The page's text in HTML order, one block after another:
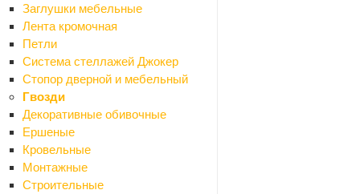
Заглушки мебельные
Лента кромочная
Петли
Система стеллажей Джокер
Стопор дверной и мебельный
Гвозди
Декоративные обивочные
Ершеные
Кровельные
Монтажные
Строительные
Сантехника
Аксессуары для ванной
Назад
Аксессуары для ванной
Мыльницы
Бумагодержатели
Карнизы для ванной
Вантузы
Ведра
Вешалки и крючки
Держатели